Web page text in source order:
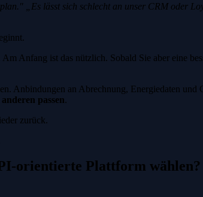
„Es lässt sich schlecht an unser CRM oder
Anfang ist das nützlich. Sobald Sie aber eine
Anbindungen an Abrechnung, Energiedaten
passen.
zurück.
orientierte Plattform wählen?